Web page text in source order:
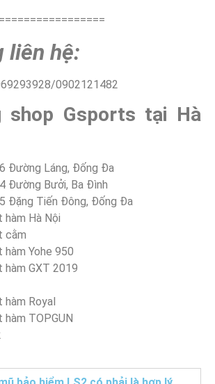
liên hệ:
0902121482
shop Gsports tại Hà
Đường Láng, Đống Đa
Đường Bưởi, Ba Đình
Đặng Tiến Đông, Đống Đa
Hà Nội
cằm
Yohe 950
hàm GXT 2019
Royal
TOPGUN